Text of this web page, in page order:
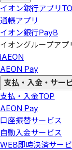
イオン銀行アプリ
通帳アプリ
イオン銀行PayB
イオングループアプ
iAEON
AEON Pay
支払・入金・サー
支払・入金TOP
AEON Pay
口座振替サービス
自動入金サービス
WEB即時決済サー